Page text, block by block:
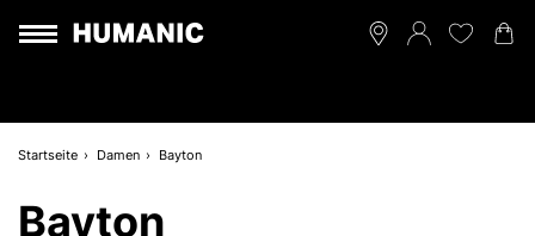
Startseite Damen Bayton
Bayton